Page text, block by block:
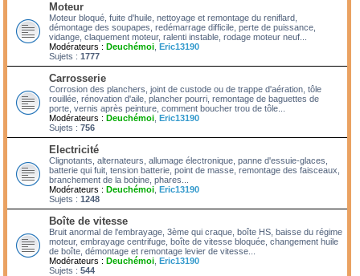
Moteur
Moteur bloqué, fuite d'huile, nettoyage et remontage du reniflard,
démontage des soupapes, redémarrage difficile, perte de puissance,
vidange, claquement moteur, ralenti instable, rodage moteur neuf...
Modérateurs : Deuchémoi Eric13190
Sujets : 1777
Carrosserie
Corrosion des planchers, joint de custode ou de trappe d'aération, tôle
rouillée, rénovation d'aile, plancher pourri, remontage de baguettes de
porte, vernis après peinture, comment boucher trou de tôle...
Modérateurs : Deuchémoi Eric13190
Sujets : 756
Electricité
Clignotants, alternateurs, allumage électronique, panne d'essuie-glaces,
batterie qui fuit, tension batterie, point de masse, remontage des faisceaux,
branchement de la bobine, phares...
Modérateurs : Deuchémoi Eric13190
Sujets : 1248
Boîte de vitesse
Bruit anormal de l'embrayage, 3ème qui craque, boîte HS, baisse du régime
moteur, embrayage centrifuge, boîte de vitesse bloquée, changement huile
de boîte, démontage et remontage levier de vitesse...
Modérateurs : Deuchémoi Eric13190
Sujets : 544